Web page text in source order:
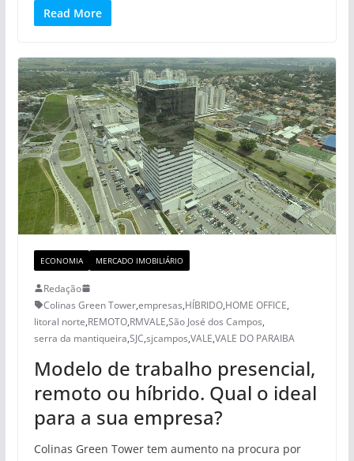
Read More
ECONOMIA MERCADO IMOBILIÁRIO
Redação
Colinas Green Tower,empresas,HÍBRIDO,HOME OFFICE,
litoral norte,REMOTO,RMVALE,São José dos Campos,
serra da mantiqueira,SJC,sjcampos,VALE,VALE DO PARAIBA
Modelo de trabalho presencial,
remoto ou híbrido. Qual o ideal
para a sua empresa?
Colinas Green Tower tem aumento na procura por